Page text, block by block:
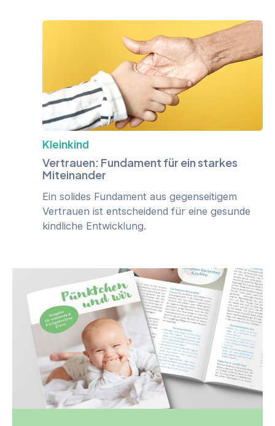
Kleinkind
Vertrauen: Fundament für ein starkes
Miteinander
Ein solides Fundament aus gegenseitigem
Vertrauen ist entscheidend für eine gesunde
kindliche Entwicklung.